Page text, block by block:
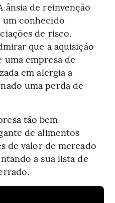
de reinvenção
conhecido
de risco.
que a aquisição
uma empresa de
em alergia a
uma perda de
tão bem
de alimentos
de valor de mercado
a sua lista de